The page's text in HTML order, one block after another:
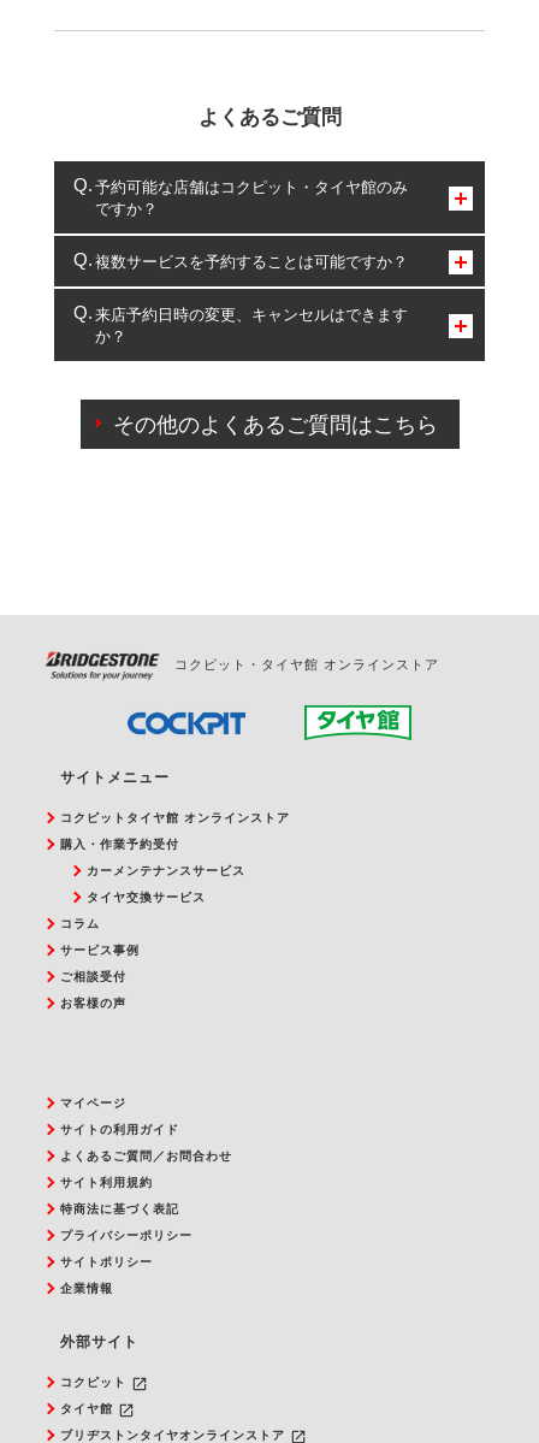
よくあるご質問
予約可能な店舗はコクピット・タイヤ館のみ
ですか？
コクピット・タイヤ館のみとなります。
複数サービスを予約することは可能ですか？
複数サービスのご予約は可能です。
一部の商品・サービスの組み合わせに限り、同時にご予約が
出来ないものもございます。
来店予約日時の変更、キャンセルはできます
か？
ご来店予約日の3営業日前を過ぎている場合のご予約
の日時変更につきましては、直接ご予約の店舗まで
その他のよくあるご質問はこちら
コクピット・タイヤ館 オンラインストア
サイトメニュー
コクピットタイヤ館 オンラインストア
購入・作業予約受付
カーメンテナンスサービス
タイヤ交換サービス
コラム
サービス事例
ご相談受付
お客様の声
マイページ
サイトの利用ガイド
よくあるご質問／お問合わせ
サイト利用規約
特商法に基づく表記
プライバシーポリシー
サイトポリシー
企業情報
外部サイト
コクピット launch
タイヤ館 launch
ブリヂストンタイヤオンラインストア launch